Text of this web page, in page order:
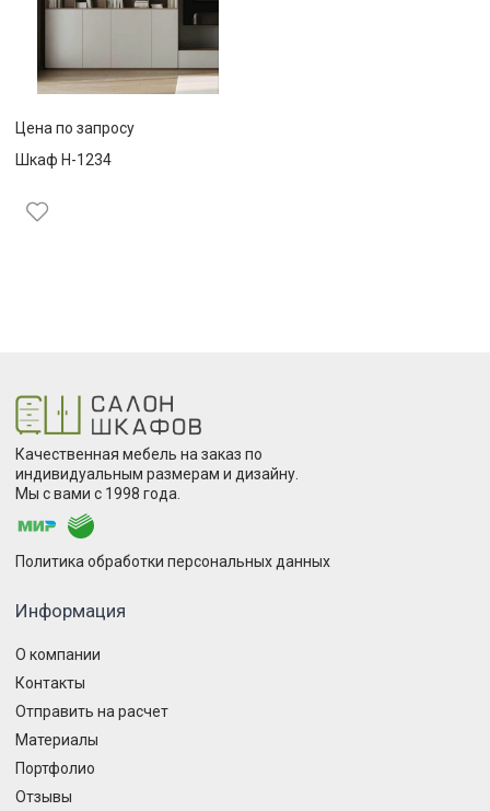
Цена по запросу
Шкаф Н-1234
Качественная мебель на заказ по
индивидуальным размерам и дизайну.
Мы с вами с 1998 года.
Политика обработки персональных данных
Информация
О компании
Контакты
Отправить на расчет
Материалы
Портфолио
Отзывы